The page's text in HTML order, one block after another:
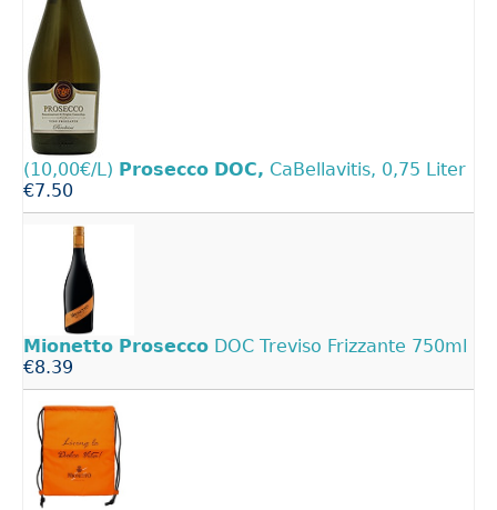
(10,00€/L) Prosecco DOC, CaBellavitis, 0,75 Liter
€7.50
Mionetto Prosecco DOC Treviso Frizzante 750ml
€8.39